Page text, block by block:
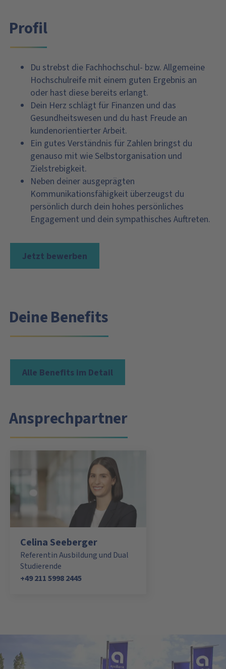
Profil
Du strebst die Fachhochschul- bzw. Allgemeine
Hochschulreife mit einem guten Ergebnis an
oder hast diese bereits erlangt.
Dein Herz schlägt für Finanzen und das
Gesundheitswesen und du hast Freude an
kundenorientierter Arbeit.
Ein gutes Verständnis für Zahlen bringst du
genauso mit wie Selbstorganisation und
Zielstrebigkeit.
Neben deiner ausgeprägten
Kommunikationsfähigkeit überzeugst du
persönlich durch dein hohes persönliches
Engagement und dein sympathisches Auftreten.
Jetzt bewerben
Deine Benefits
Alle Benefits im Detail
Ansprechpartner
Celina Seeberger
Referentin Ausbildung und Dual
Studierende
+49 211 5998 2445